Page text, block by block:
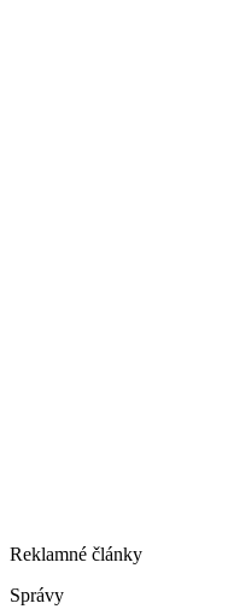
Reklamné články
Správy